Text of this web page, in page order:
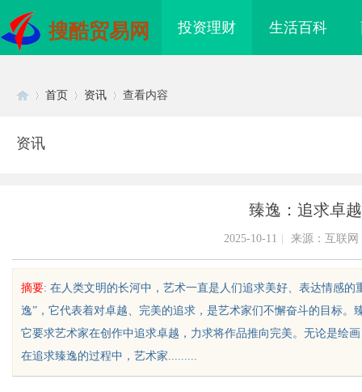
搜酷贸易网 投资理财 生活百科
sc
首页 资讯 查看内容
资讯
臻逸：追求卓
2025-10-11 来源：互联网
摘要: 在人类文明的长河中，艺术一直是人们追求美好、表达情感
逸”，它代表着对卓越、完美的追求，是艺术家们不懈奋斗的目标
它要求艺术家在创作中追求卓越，力求将作品推向完美。无论是绘
在追求臻逸的过程中，艺术家.........
武汉配眼镜 上海配眼镜